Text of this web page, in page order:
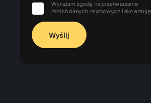
Wyrażam zgodę na przetwarzanie
moich danych osobowych i akceptuję
Wyślij